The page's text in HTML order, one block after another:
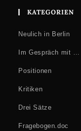
KATEGORIEN
Neulich in Berlin
Im Gespräch mit …
Positionen
Kritiken
Drei Sätze
Fragebogen.doc